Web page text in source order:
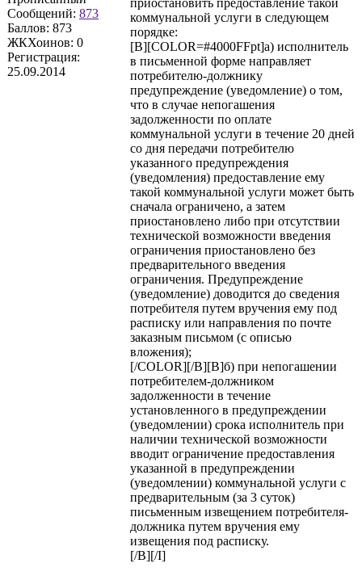
Сообщений: 873
Баллов: 873
ЖКХоинов: 0
Регистрация:
25.09.2014
коммунальной услуги в следующем
порядке:
[B][COLOR=#4000FFpt]а) исполнитель
в письменной форме направляет
потребителю-должнику
предупреждение (уведомление) о том,
что в случае непогашения
задолженности по оплате
коммунальной услуги в течение 20 дней
со дня передачи потребителю
указанного предупреждения
(уведомления) предоставление ему
такой коммунальной услуги может быть
сначала ограничено, а затем
приостановлено либо при отсутствии
технической возможности введения
ограничения приостановлено без
предварительного введения
ограничения. Предупреждение
(уведомление) доводится до сведения
потребителя путем вручения ему под
расписку или направления по почте
заказным письмом (с описью
вложения);
[/COLOR][/B][B]б) при непогашении
потребителем-должником
задолженности в течение
установленного в предупреждении
(уведомлении) срока исполнитель при
наличии технической возможности
вводит ограничение предоставления
указанной в предупреждении
(уведомлении) коммунальной услуги с
предварительным (за 3 суток)
письменным извещением потребителя-
должника путем вручения ему
извещения под расписку.
[/B][/I]